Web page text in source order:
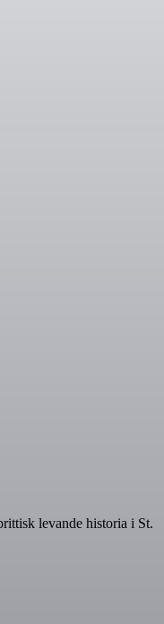
levande historia i St.